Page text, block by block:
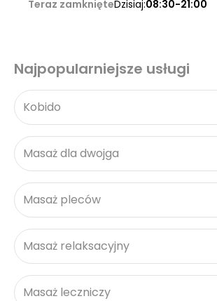
Teraz zamknięteDzisiaj:08:30-21:00
Najpopularniejsze usługi
Kobido
Masaż dla dwojga
Masaż pleców
Masaż relaksacyjny
Masaż leczniczy